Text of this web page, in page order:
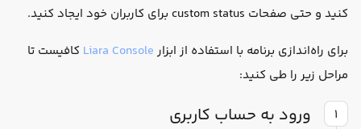
کنید و حتی صفحات custom status برای کاربران خود ایجاد کنید.
برای راه‌اندازی برنامه با استفاده از ابزار Liara Console کافیست تا
مراحل زیر را طی کنید:
۱ ورود به حساب کاربری